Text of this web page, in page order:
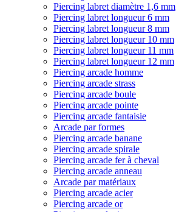
Piercing labret diamètre 1,6 mm
Piercing labret longueur 6 mm
Piercing labret longueur 8 mm
Piercing labret longueur 10 mm
Piercing labret longueur 11 mm
Piercing labret longueur 12 mm
Piercing arcade homme
Piercing arcade strass
Piercing arcade boule
Piercing arcade pointe
Piercing arcade fantaisie
Arcade par formes
Piercing arcade banane
Piercing arcade spirale
Piercing arcade fer à cheval
Piercing arcade anneau
Arcade par matériaux
Piercing arcade acier
Piercing arcade or